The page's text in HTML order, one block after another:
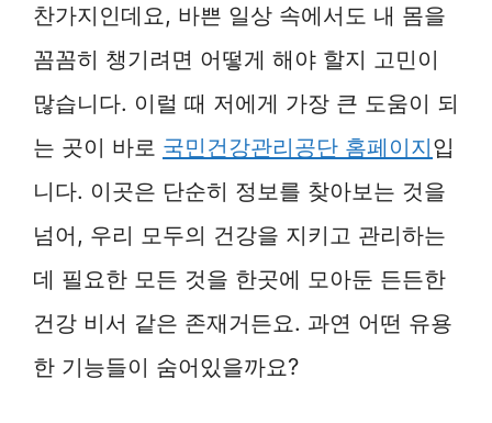
찬가지인데요, 바쁜 일상 속에서도 내 몸을
꼼꼼히 챙기려면 어떻게 해야 할지 고민이
많습니다. 이럴 때 저에게 가장 큰 도움이 되
는 곳이 바로 국민건강관리공단 홈페이지입
니다. 이곳은 단순히 정보를 찾아보는 것을
넘어, 우리 모두의 건강을 지키고 관리하는
데 필요한 모든 것을 한곳에 모아둔 든든한
건강 비서 같은 존재거든요. 과연 어떤 유용
한 기능들이 숨어있을까요?